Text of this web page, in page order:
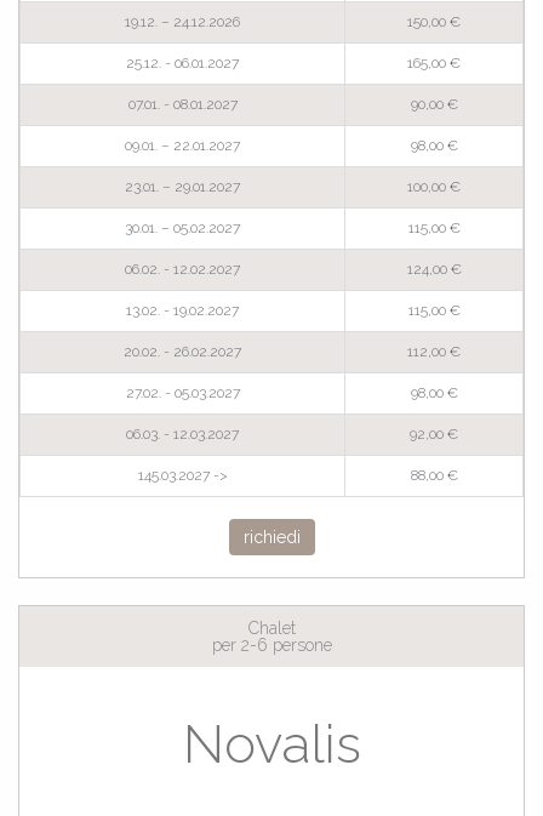
19.12. – 24.12.2026 150,00 €
25.12. - 06.01.2027 165,00 €
07.01. - 08.01.2027 90,00 €
09.01. – 22.01.2027 98,00 €
23.01. – 29.01.2027 100,00 €
30.01. – 05.02.2027 115,00 €
06.02. - 12.02.2027 124,00 €
13.02. - 19.02.2027 115,00 €
20.02. - 26.02.2027 112,00 €
27.02. - 05.03.2027 98,00 €
06.03. - 12.03.2027 92,00 €
145.03.2027 -> 88,00 €
richiedi
Chalet
per 2-6 persone
Novalis